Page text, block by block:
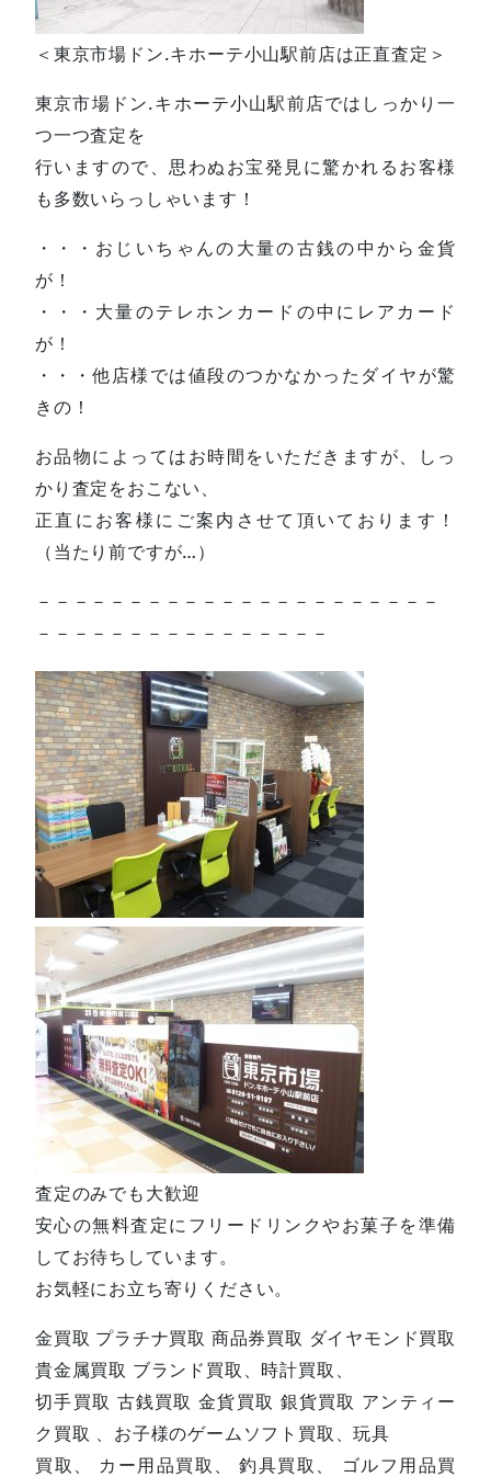
＜東京市場ドン.キホーテ小山駅前店は正直査定＞
東京市場ドン.キホーテ小山駅前店ではしっかり一
つ一つ査定を
行いますので、思わぬお宝発見に驚かれるお客様
も多数いらっしゃいます！
・・・おじいちゃんの大量の古銭の中から金貨
が！
・・・大量のテレホンカードの中にレアカード
が！
・・・他店様では値段のつかなかったダイヤが驚
きの！
お品物によってはお時間をいただきますが、しっ
かり査定をおこない、
正直にお客様にご案内させて頂いております！
（当たり前ですが…）
－－－－－－－－－－－－－－－－－－－－－－
－－－－－－－－－－－－－－－－
査定のみでも大歓迎
安心の無料査定にフリードリンクやお菓子を準備
してお待ちしています。
お気軽にお立ち寄りください。
金買取 プラチナ買取 商品券買取 ダイヤモンド買取
貴金属買取 ブランド買取、時計買取、
切手買取 古銭買取 金貨買取 銀貨買取 アンティー
ク買取 、お子様のゲームソフト買取、玩具
買取、 カー用品買取、 釣具買取、 ゴルフ用品買